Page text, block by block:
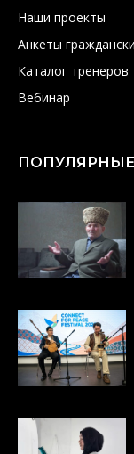
Наши проекты
Анкеты
Каталог тренеров
Вебинар
ПОПУЛЯРНЫЕ